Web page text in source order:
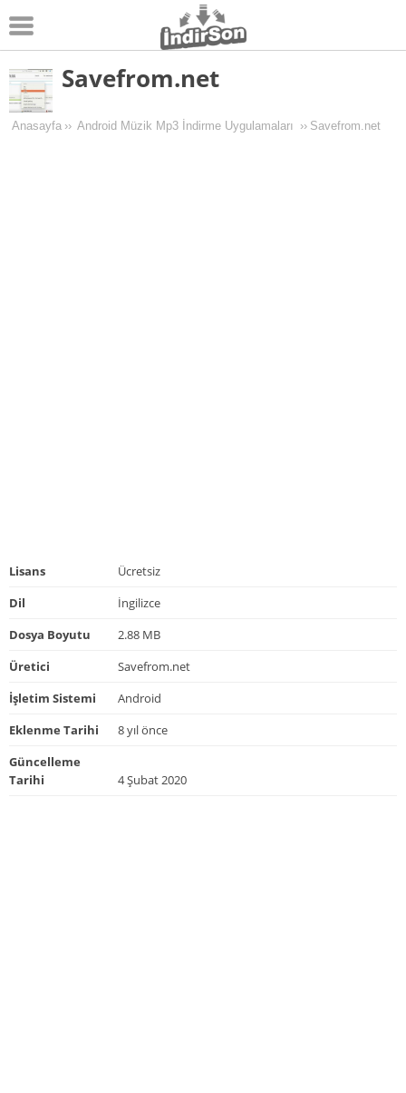
Android
Pc Oyunları
Savefrom.net
Anasayfa ›› Android Müzik Mp3 İndirme Uygulamaları ›› Savefrom.net
Lisans
Ücretsiz
Dil
İngilizce
Dosya Boyutu
2.88 MB
Üretici
Savefrom.net
İşletim Sistemi
Android
Eklenme Tarihi
8 yıl önce
Güncelleme
Tarihi
4 Şubat 2020